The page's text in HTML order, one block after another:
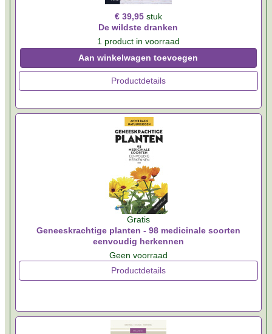
€ 39,95 stuk
De wildste dranken
1 product in voorraad
Aan winkelwagen toevoegen
Productdetails
Gratis
Geneeskrachtige planten - 98 medicinale soorten
eenvoudig herkennen
Geen voorraad
Productdetails